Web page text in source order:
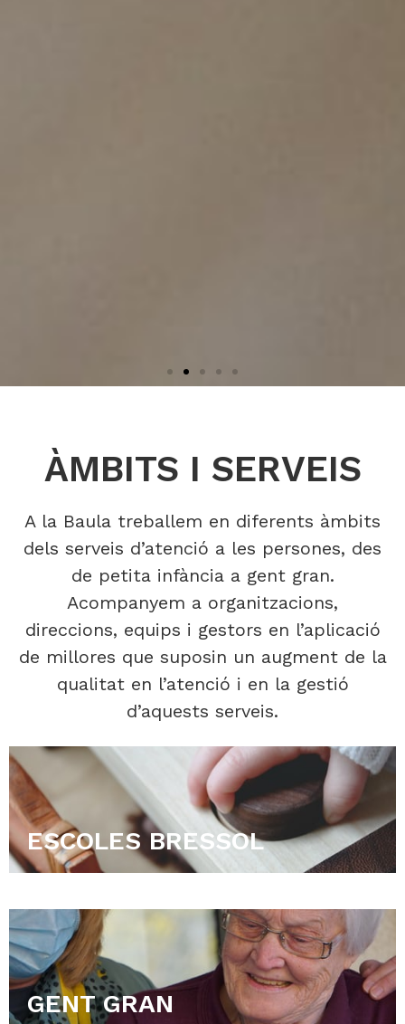
BRESSOL
T'acompanyem perquè
creiem que amb
l'educació podem
canviar el món!
Escoles Bressol
ÀMBITS I SERVEIS
A la Baula treballem en diferents àmbits
dels serveis d’atenció a les persones, des
de petita infància a gent gran.
Acompanyem a organitzacions,
direccions, equips i gestors en l’aplicació
de millores que suposin un augment de la
qualitat en l’atenció i en la gestió
d’aquests serveis.
ESCOLES BRESSOL
GENT GRAN